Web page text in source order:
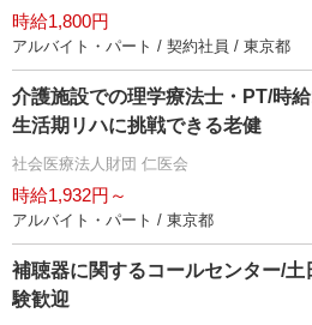
時給1,800円
アルバイト・パート / 契約社員 / 東京都
介護施設での理学療法士・PT/時
生活期リハに挑戦できる老健
社会医療法人財団 仁医会
時給1,932円～
アルバイト・パート / 東京都
補聴器に関するコールセンター/
験歓迎